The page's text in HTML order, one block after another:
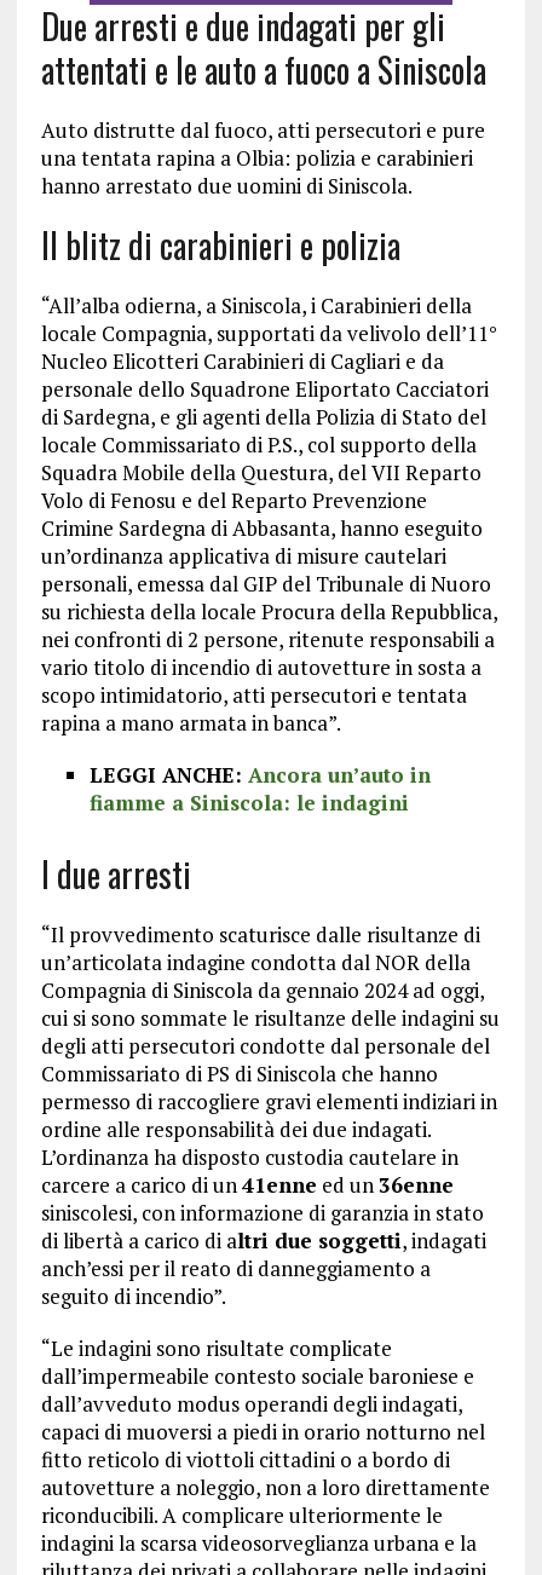
Due arresti e due indagati per gli
attentati e le auto a fuoco a Siniscola
Auto distrutte dal fuoco, atti persecutori e pure
una tentata rapina a Olbia: polizia e carabinieri
hanno arrestato due uomini di Siniscola.
Il blitz di carabinieri e polizia
“All’alba odierna, a Siniscola, i Carabinieri della
locale Compagnia, supportati da velivolo dell’11°
Nucleo Elicotteri Carabinieri di Cagliari e da
personale dello Squadrone Eliportato Cacciatori
di Sardegna, e gli agenti della Polizia di Stato del
locale Commissariato di P.S., col supporto della
Squadra Mobile della Questura, del VII Reparto
Volo di Fenosu e del Reparto Prevenzione
Crimine Sardegna di Abbasanta, hanno eseguito
un’ordinanza applicativa di misure cautelari
personali, emessa dal GIP del Tribunale di Nuoro
su richiesta della locale Procura della Repubblica,
nei confronti di 2 persone, ritenute responsabili a
vario titolo di incendio di autovetture in sosta a
scopo intimidatorio, atti persecutori e tentata
rapina a mano armata in banca”.
LEGGI ANCHE: Ancora un’auto in
fiamme a Siniscola: le indagini
I due arresti
“Il provvedimento scaturisce dalle risultanze di
un’articolata indagine condotta dal NOR della
Compagnia di Siniscola da gennaio 2024 ad oggi,
cui si sono sommate le risultanze delle indagini su
degli atti persecutori condotte dal personale del
Commissariato di PS di Siniscola che hanno
permesso di raccogliere gravi elementi indiziari in
ordine alle responsabilità dei due indagati.
L’ordinanza ha disposto custodia cautelare in
carcere a carico di un41enne ed un36enne
siniscolesi, con informazione di garanzia in stato
di libertà a carico di altri due soggetti, indagati
anch’essi per il reato di danneggiamento a
seguito di incendio”.
“Le indagini sono risultate complicate
dall’impermeabile contesto sociale baroniese e
dall’avveduto modus operandi degli indagati,
capaci di muoversi a piedi in orario notturno nel
fitto reticolo di viottoli cittadini o a bordo di
autovetture a noleggio, non a loro direttamente
riconducibili. A complicare ulteriormente le
indagini la scarsa videosorveglianza urbana e la